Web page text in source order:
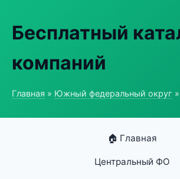
Бесплатный
компаний
Главная » Южный федеральный округ
🏠 Главная
Центральный ФО